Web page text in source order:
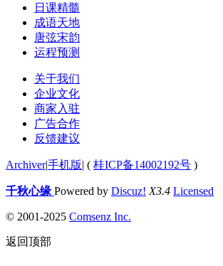
日课精髓
成语天地
唐弦宋韵
运程预测
关于我们
企业文化
商家入驻
广告合作
反馈建议
Archiver|手机版| ( 桂ICP备14002192号 )
千秋心缘 Powered by Discuz! X3.4 Licensed
© 2001-2025 Comsenz Inc.
返回顶部